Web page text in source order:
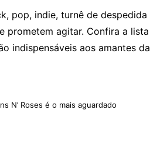
pop, indie, turnê de despedida
prometem agitar. Confira a lista
indispensáveis aos amantes da
N’ Roses é o mais aguardado